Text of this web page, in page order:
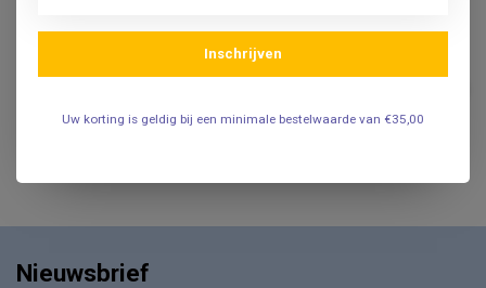
Patiënten Slabben - 500
Stuks
Nieuwsbrief
Inschrijven
Uw korting is geldig bij een minimale bestelwaarde van €35,00